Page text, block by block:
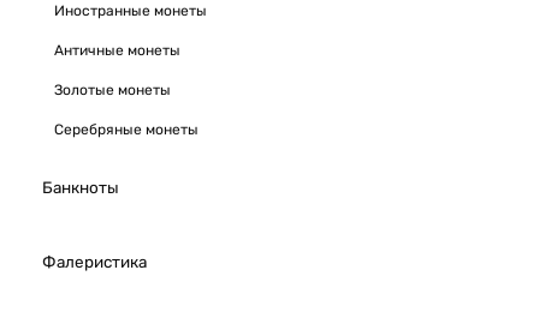
Иностранные монеты
Античные монеты
Золотые монеты
Серебряные монеты
Банкноты
Фалеристика